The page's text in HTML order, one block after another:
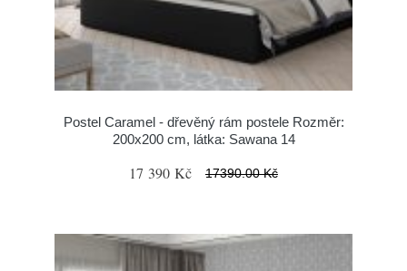
Postel Caramel - dřevěný rám postele Rozměr:
200x200 cm, látka: Sawana 14
17 390 Kč 17390.00 Kč